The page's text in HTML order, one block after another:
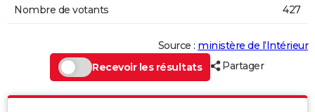
Nombre de votants 427
Source : ministère de l’Intérieur
Recevoir les résultats
Partager